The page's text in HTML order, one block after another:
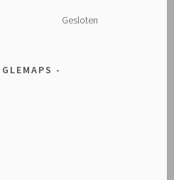
Gesloten